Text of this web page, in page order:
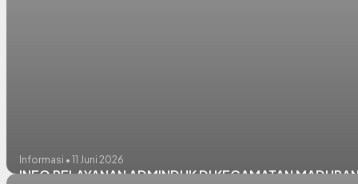
Informasi • 11 Juni 2026
INFO PELAYANAN ADMINDUK DI KECAMATAN